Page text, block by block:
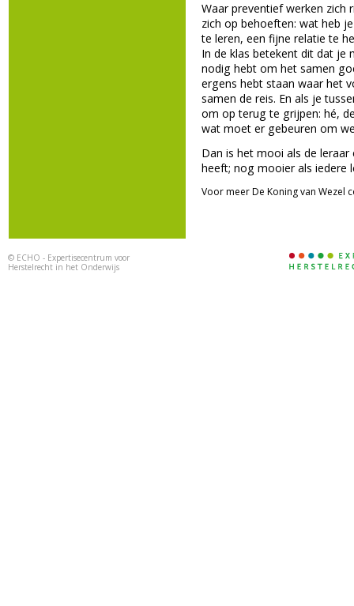
Waar preventief werken zich
zich op behoeften: wat heb
te leren, een fijne relatie te
In de klas betekent dit dat je
nodig hebt om het samen
ergens hebt staan waar het
samen de reis. En als je
om op terug te grijpen: hé,
wat moet er gebeuren om
Dan is het mooi als de
heeft; nog mooier als iedere
Voor meer De Koning van Wezel
© ECHO - Expertisecentrum voor
Herstelrecht in het Onderwijs